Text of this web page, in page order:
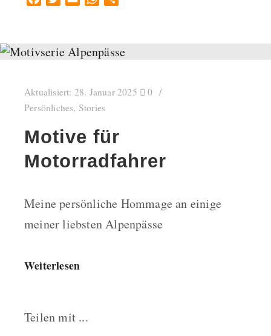
Aktualisiert: 28. Januar 2025
0
Persönliches, Stories
Motive für
Motorradfahrer
Meine persönliche Hommage an einige
meiner liebsten Alpenpässe
Weiterlesen
Teilen mit ...